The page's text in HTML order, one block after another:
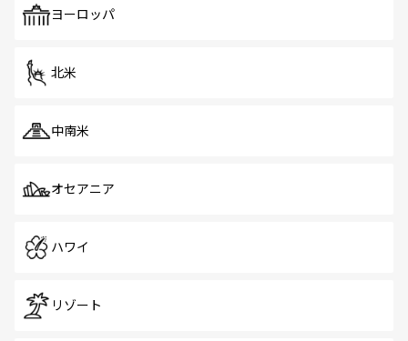
で、ホーカーズは地元の風情を楽しめる外せないスポット
ヨーロッパ
北米
中南米
オセアニア
ハワイ
リゾート